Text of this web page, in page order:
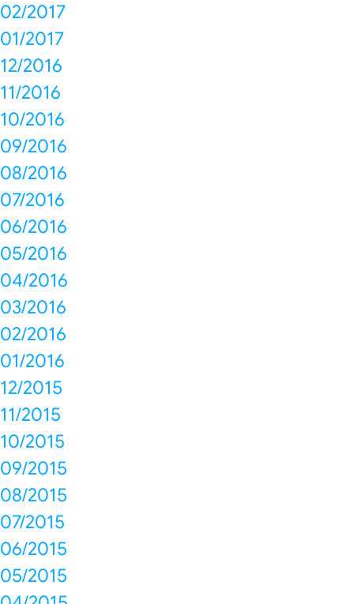
02/2017
01/2017
12/2016
11/2016
10/2016
09/2016
08/2016
07/2016
06/2016
05/2016
04/2016
03/2016
02/2016
01/2016
12/2015
11/2015
10/2015
09/2015
08/2015
07/2015
06/2015
05/2015